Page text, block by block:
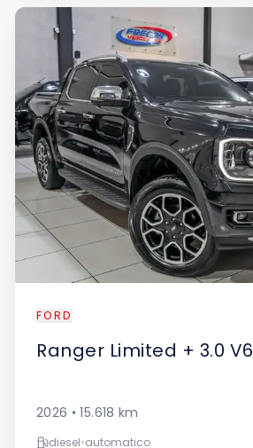
FORD
Ranger Limited + 3.0 V6
2026 •15.618 km
diesel•automatico